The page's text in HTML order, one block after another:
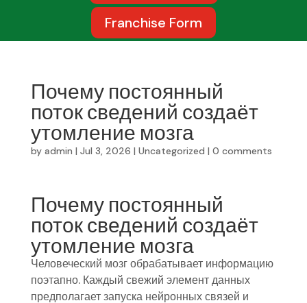
Franchise Form
Почему постоянный
поток сведений создаёт
утомление мозга
by admin | Jul 3, 2026 | Uncategorized | 0 comments
Почему постоянный
поток сведений создаёт
утомление мозга
Человеческий мозг обрабатывает информацию
поэтапно. Каждый свежий элемент данных
предполагает запуска нейронных связей и